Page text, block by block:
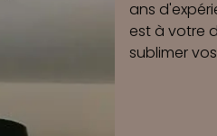
Que vous
un meuble
de votre